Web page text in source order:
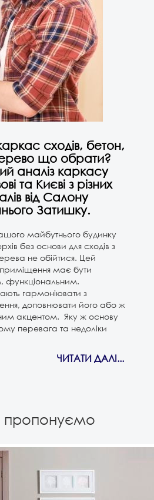
сходів, бетон,
що обрати?
аналіз каркасу
та Києві з різних
від Салону
Затишку.
майбутнього будинку
без основи для сходів з
не обійтися. Цей
має бути
функціональним.
гармоніювати з
доповнювати його або ж
акцентом. Яку ж основу
перевага та недоліки
ЧИТАТИ ДАЛІ...